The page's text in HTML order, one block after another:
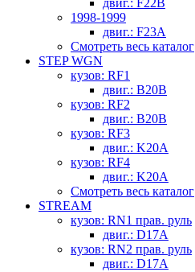
двиг.: F22B
1998-1999
двиг.: F23A
Смотреть весь каталог
STEP WGN
кузов: RF1
двиг.: B20B
кузов: RF2
двиг.: B20B
кузов: RF3
двиг.: K20A
кузов: RF4
двиг.: K20A
Смотреть весь каталог
STREAM
кузов: RN1 прав. руль
двиг.: D17A
кузов: RN2 прав. руль
двиг.: D17A